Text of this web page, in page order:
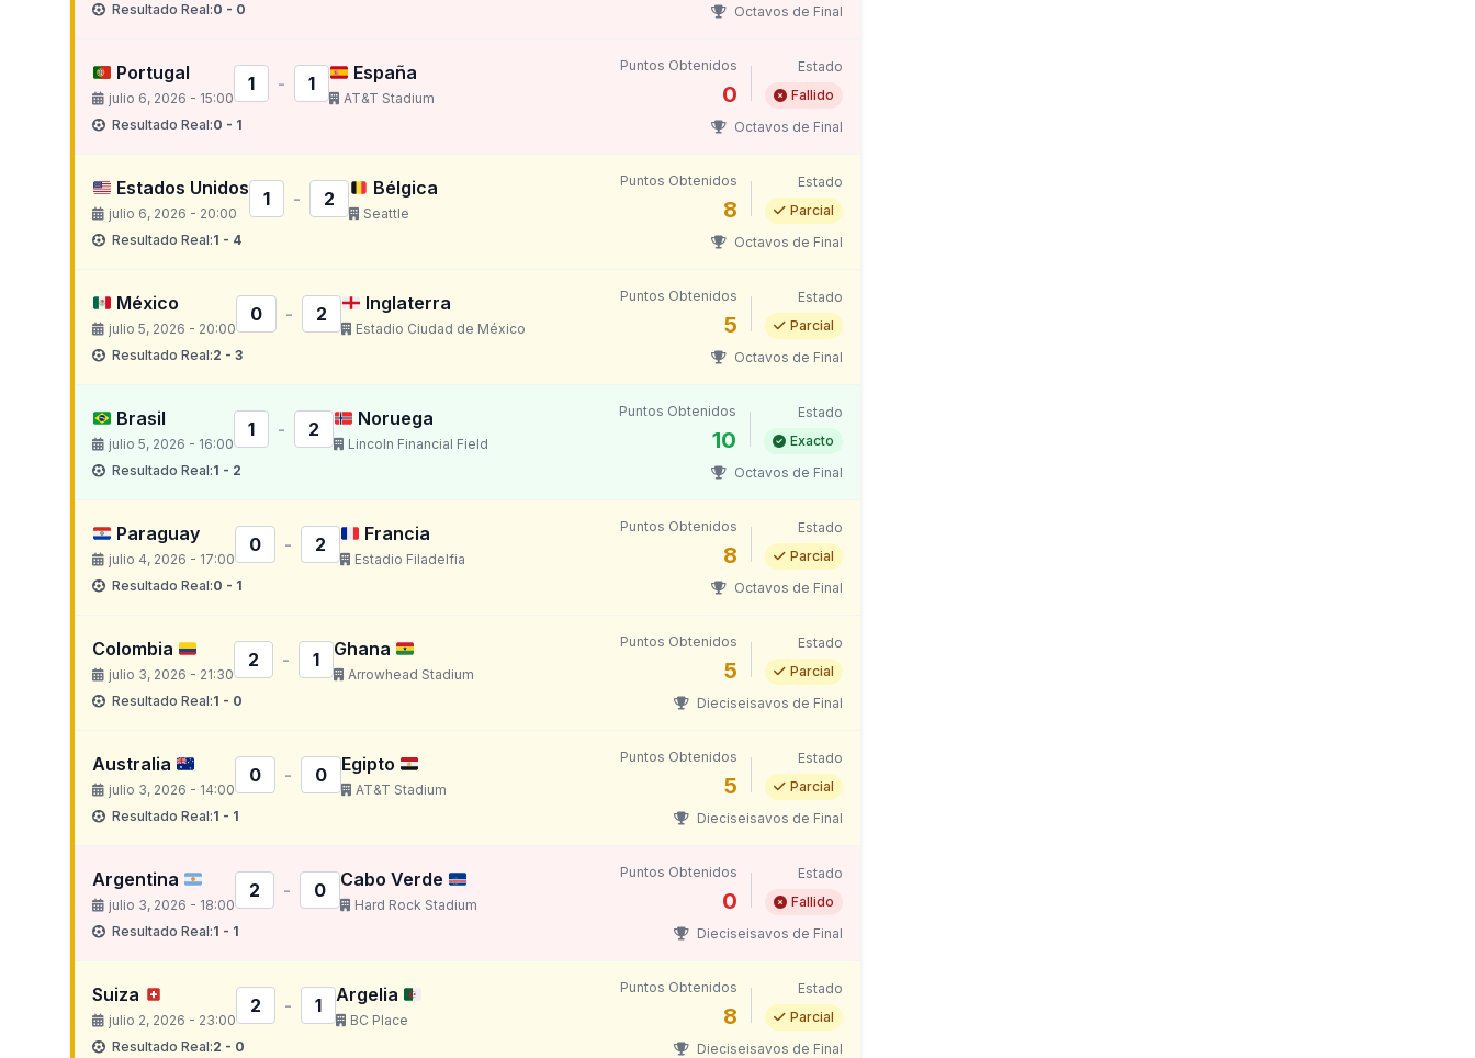
Resultado Real:0 - 0
Octavos de Final
Portugal
julio 6, 2026 - 15:00
1 - 1 España
AT&T Stadium
Resultado Real:0 - 1
Puntos Obtenidos
0
Estado
Fallido
Octavos de Final
Estados Unidos
julio 6, 2026 - 20:00
1 - 2 Bélgica
Seattle
Resultado Real:1 - 4
Puntos Obtenidos
8
Estado
Parcial
Octavos de Final
México
julio 5, 2026 - 20:00
0 - 2 Inglaterra
Estadio Ciudad de México
Resultado Real:2 - 3
Puntos Obtenidos
5
Estado
Parcial
Octavos de Final
Brasil
julio 5, 2026 - 16:00
1 - 2 Noruega
Lincoln Financial Field
Resultado Real:1 - 2
Puntos Obtenidos
10
Estado
Exacto
Octavos de Final
Paraguay
julio 4, 2026 - 17:00
0 - 2 Francia
Estadio Filadelfia
Resultado Real:0 - 1
Puntos Obtenidos
8
Estado
Parcial
Octavos de Final
Colombia
julio 3, 2026 - 21:30
2 - 1 Ghana
Arrowhead Stadium
Resultado Real:1 - 0
Puntos Obtenidos
5
Estado
Parcial
Dieciseisavos de Final
Australia
julio 3, 2026 - 14:00
0 - 0 Egipto
AT&T Stadium
Resultado Real:1 - 1
Puntos Obtenidos
5
Estado
Parcial
Dieciseisavos de Final
Argentina
julio 3, 2026 - 18:00
2 - 0 Cabo Verde
Hard Rock Stadium
Resultado Real:1 - 1
Puntos Obtenidos
0
Estado
Fallido
Dieciseisavos de Final
Suiza
julio 2, 2026 - 23:00
2 - 1 Argelia
BC Place
Resultado Real:2 - 0
Puntos Obtenidos
8
Estado
Parcial
Dieciseisavos de Final